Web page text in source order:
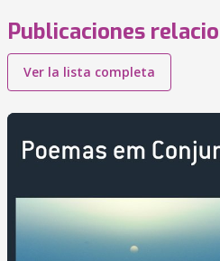
Publicaciones
Ver la lista completa